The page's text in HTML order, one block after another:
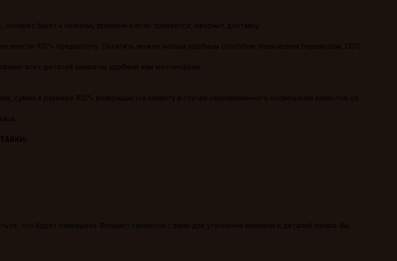
букет к нужному времени и если требуется, оформит доставку .
внести 100% предоплату. Оплатить можно любым удобным способом: банковским переводом, СБП,
всех деталей заказа на удобный вам мессенджер.
сумма в размере 100% возвращается клиенту в случае своевременного оповещения клиентом об
что будет самовывоз. Флорист свяжется с вами для уточнения времени и деталей заказа. Вы